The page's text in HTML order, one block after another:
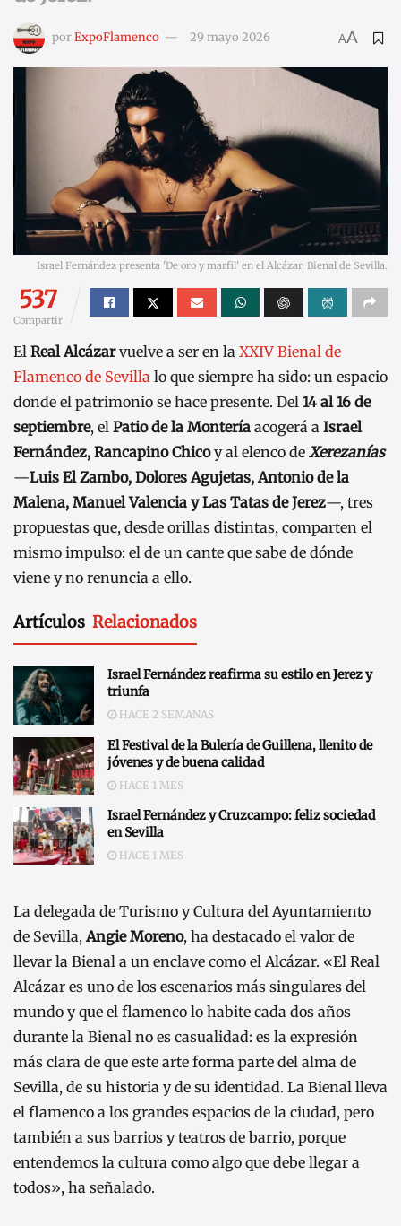
porExpoFlamenco 29 mayo 2026 AA
Israel Fernández presenta 'De oro y marfil' en el Alcázar, Bienal de Sevilla.
537
Compartir
El Real Alcázarvuelve a ser en la XXIV Bienal de
Flamenco de Sevilla lo que siempre ha sido: un espacio
donde el patrimonio se hace presente. Del 14 al 16 de
septiembre, el Patio de la Montería acogerá a Israel
Fernández, Rancapino Chicoy al elenco de Xerezanías
—Luis El Zambo, Dolores Agujetas, Antonio de la
Malena, Manuel Valencia y Las Tatas de Jerez—, tres
propuestas que, desde orillas distintas, comparten el
mismo impulso: el de un cante que sabe de dónde
viene y no renuncia a ello.
Artículos Relacionados
Israel Fernández reafirma su estilo en Jerez y
triunfa
HACE 2 SEMANAS
El Festival de la Bulería de Guillena, llenito de
jóvenes y de buena calidad
HACE 1 MES
Israel Fernández y Cruzcampo: feliz sociedad
en Sevilla
HACE 1 MES
La delegada de Turismo y Cultura del Ayuntamiento
de Sevilla,Angie Moreno, ha destacado el valor de
llevar la Bienal a un enclave como el Alcázar. «El Real
Alcázar es uno de los escenarios más singulares del
mundo y que el flamenco lo habite cada dos años
durante la Bienal no es casualidad: es la expresión
más clara de que este arte forma parte del alma de
Sevilla, de su historia y de su identidad. La Bienal lleva
el flamenco a los grandes espacios de la ciudad, pero
también a sus barrios y teatros de barrio, porque
entendemos la cultura como algo que debe llegar a
todos», ha señalado.